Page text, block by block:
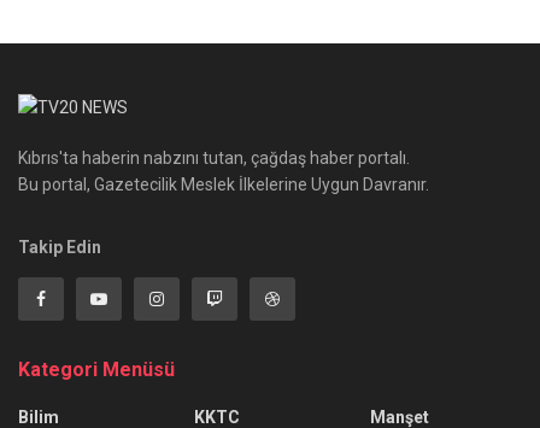
Kıbrıs'ta haberin nabzını tutan, çağdaş haber portalı.
Bu portal, Gazetecilik Meslek İlkelerine Uygun Davranır.
Takip Edin
Kategori Menüsü
Bilim
KKTC
Manşet